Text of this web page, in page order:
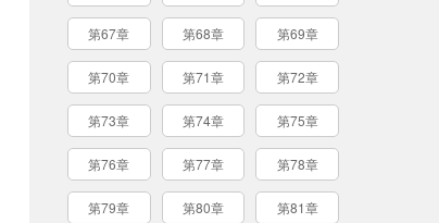
第67章 第68章 第69章
第70章 第71章 第72章
第73章 第74章 第75章
第76章 第77章 第78章
第79章 第80章 第81章